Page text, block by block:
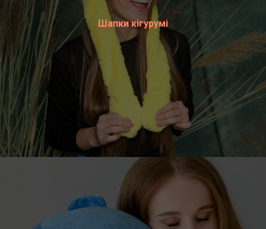
Шапки кігурумі